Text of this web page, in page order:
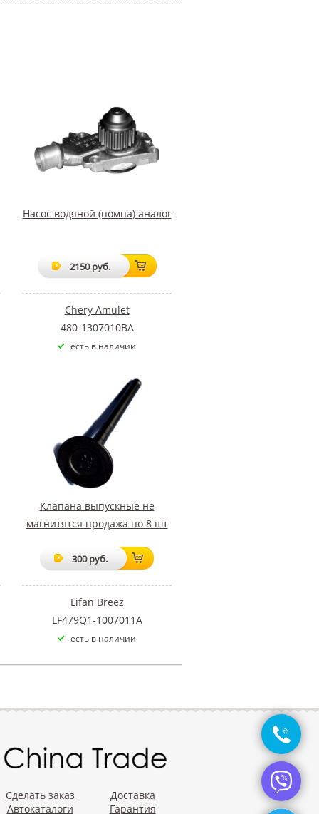
Насос водяной (помпа) аналог
2150 руб.
Chery Amulet
480-1307010BA
есть в наличии
Клапана выпускные не
магнитятся продажа по 8 шт
300 руб.
Lifan Breez
LF479Q1-1007011A
есть в наличии
Сделать заказ
Автокаталоги
Доставка
Гарантия